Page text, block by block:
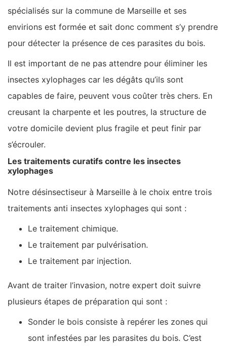
spécialisés sur la commune de Marseille et ses
envirions est formée et sait donc comment s’y prendre
pour détecter la présence de ces parasites du bois.
Il est important de ne pas attendre pour éliminer les
insectes xylophages car les dégâts qu’ils sont
capables de faire, peuvent vous coûter très chers. En
creusant la charpente et les poutres, la structure de
votre domicile devient plus fragile et peut finir par
s’écrouler.
Les traitements curatifs contre les insectes
xylophages
Notre désinsectiseur à Marseille à le choix entre trois
traitements anti insectes xylophages qui sont :
Le traitement chimique.
Le traitement par pulvérisation.
Le traitement par injection.
Avant de traiter l’invasion, notre expert doit suivre
plusieurs étapes de préparation qui sont :
Sonder le bois consiste à repérer les zones qui
sont infestées par les parasites du bois. C’est